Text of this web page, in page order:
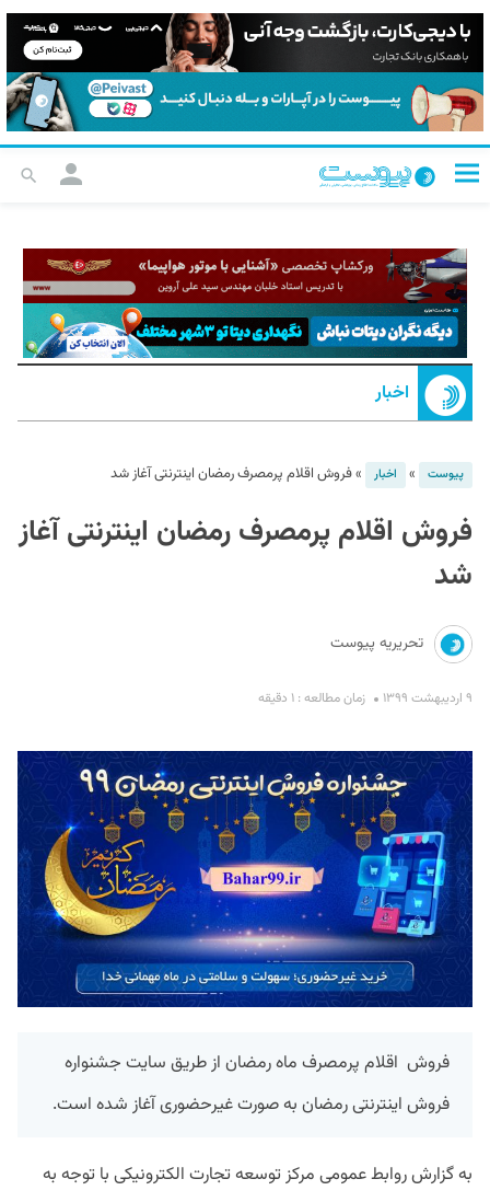
اخبار
پیوست » اخبار »فروش اقلام پرمصرف رمضان اینترنتی آغاز شد
فروش اقلام پرمصرف رمضان اینترنتی آغاز
شد
تحریریه پیوست
۹ اردیبهشت ۱۳۹۹ زمان مطالعه : ۱ دقیقه
فروش اقلام پرمصرف ماه رمضان از طریق سایت جشنواره
فروش اینترنتی رمضان به صورت غیرحضوری آغاز شده است.
به گزارش روابط عمومی مرکز توسعه تجارت الکترونیکی با توجه به